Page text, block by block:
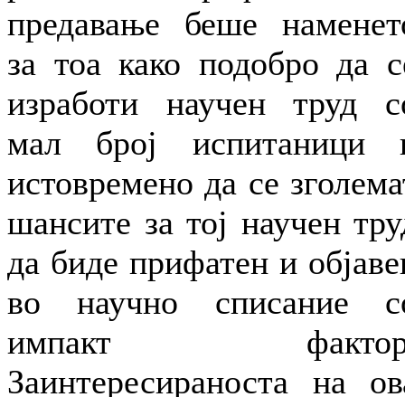
предавање беше
за тоа како подобро да
изработи научен труд
мал број испитаници
истовремено да се
шансите за тој научен
да биде прифатен и
во научно списание
импакт
Заинтересираноста на